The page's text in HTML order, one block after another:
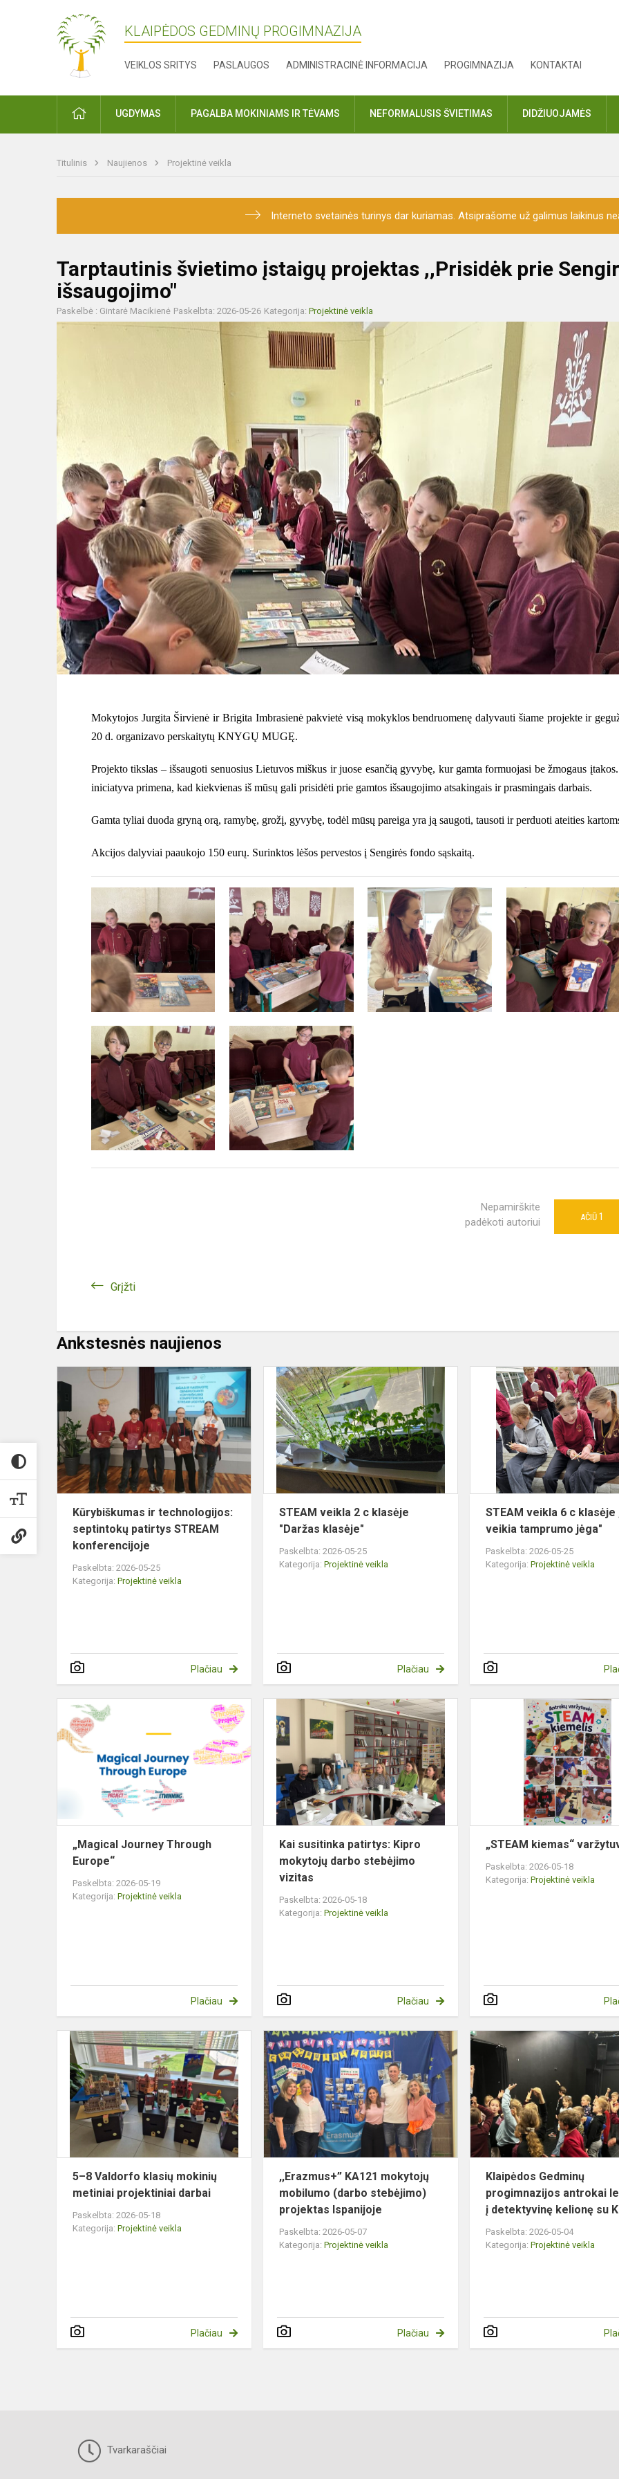
KLAIPĖDOS GEDMINŲ PROGIMNAZIJA
VEIKLOS SRITYS PASLAUGOS ADMINISTRACINĖ INFORMACIJA PROGIMNAZIJA KONTAKTAI
PRADŽIAUGDYMAS PAGALBA MOKINIAMS IR TĖVAMS NEFORMALUSIS ŠVIETIMAS DIDŽIUOJAMĖS
Titulinis Naujienos Projektinė veikla
Interneto svetainės turinys dar kuriamas. Atsiprašome už galimus laikinus
Tarptautinis švietimo įstaigų projektas ,,Prisidėk prie
išsaugojimo"
Paskelbė : Gintarė Macikienė Paskelbta: 2026-05-26 Kategorija: Projektinė veikla
Mokytojos Jurgita Širvienė ir Brigita Imbrasienė pakvietė visą mokyklos bendruomenę dalyvauti šiame projekte ir
20 d. organizavo perskaitytų KNYGŲ MUGĘ.
Projekto tikslas – išsaugoti senuosius Lietuvos miškus ir juose esančią gyvybę, kur gamta formuojasi be žmogaus
iniciatyva primena, kad kiekvienas iš mūsų gali prisidėti prie gamtos išsaugojimo atsakingais ir prasmingais darbais.
Gamta tyliai duoda gryną orą, ramybę, grožį, gyvybę, todėl mūsų pareiga yra ją saugoti, tausoti ir perduoti ateities
Akcijos dalyviai paaukojo 150 eurų. Surinktos lėšos pervestos į Sengirės fondo sąskaitą.
Nepamirškite
padėkoti autoriui
AČIŪ 1
Grįžti
Ankstesnės naujienos
Kūrybiškumas
technologijos:
septintokų
patirtys
STREAM
k...
Kūrybiškumas ir technologijos:
septintokų patirtys STREAM
konferencijoje
Paskelbta: 2026-05-25
Kategorija: Projektinė veikla
Plačiau
STEAM veikla 2 c klasėje
"Daržas klasėje"
Paskelbta: 2026-05-25
Kategorija:Projektinė veikla
Plačiau
STEAM veikla 6 c klasėje
veikia tamprumo jėga"
Paskelbta: 2026-05-25
Kategorija:Projektinė veikla
Journey
Through
Europe“
„Magical Journey Through
Europe“
Paskelbta: 2026-05-19
Kategorija: Projektinė veikla
Plačiau
Kai susitinka patirtys: Kipro
mokytojų darbo stebėjimo
vizitas
Paskelbta: 2026-05-18
Kategorija:Projektinė veikla
Plačiau
„STEAM kiemas“
Paskelbta: 2026-05-18
Kategorija:Projektinė veikla
Valdorfo
klasių
mokinių
metiniai
projektiniai
darbai
5–8 Valdorfo klasių mokinių
metiniai projektiniai darbai
Paskelbta: 2026-05-18
Kategorija: Projektinė veikla
Plačiau
,,Erazmus+”
KA121
mokytojų
mobilumo
(darbo
stebėjimo)
proje...
,,Erazmus+” KA121 mokytojų
mobilumo (darbo stebėjimo)
projektas Ispanijoje
Paskelbta: 2026-05-07
Kategorija:Projektinė veikla
Plačiau
Klaipėdos Gedminų
progimnazijos antrokai
į detektyvinę kelionę su
Paskelbta: 2026-05-04
Kategorija:Projektinė veikla
Tvarkaraščiai